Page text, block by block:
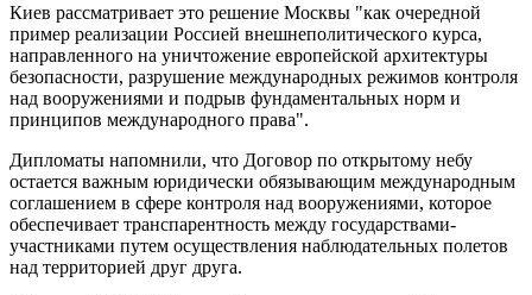
Киев рассматривает это решение Москвы "как очередной
пример реализации Россией внешнеполитического курса,
направленного на уничтожение европейской архитектуры
безопасности, разрушение международных режимов контроля
над вооружениями и подрыв фундаментальных норм и
принципов международного права".
Дипломаты напомнили, что Договор по открытому небу
остается важным юридически обязывающим международным
соглашением в сфере контроля над вооружениями, которое
обеспечивает транспарентность между государствами-
участниками путем осуществления наблюдательных полетов
над территорией друг друга.